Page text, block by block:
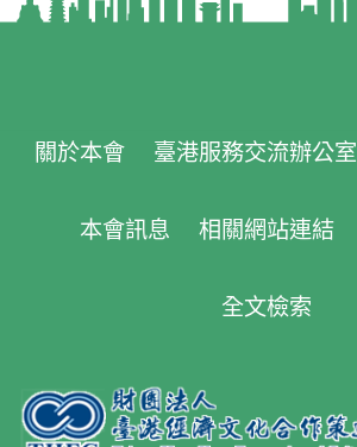
關於本會 臺港服務交流辦公室
本會訊息 相關網站連結
全文檢索